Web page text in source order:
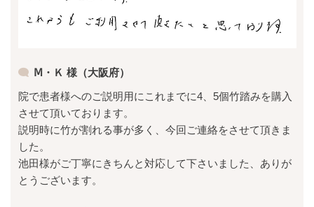
Ⅿ・Ｋ 様（大阪府）
院で患者様へのご説明用にこれまでに4、5個竹踏みを購入
させて頂いております。
説明時に竹が割れる事が多く、今回ご連絡をさせて頂きま
した。
池田様がご丁寧にきちんと対応して下さいました、ありが
とうございます。